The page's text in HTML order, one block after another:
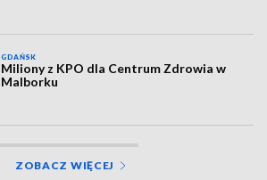
GDAŃSK
Miliony z KPO dla Centrum Zdrowia w
Malborku
ZOBACZ WIĘCEJ